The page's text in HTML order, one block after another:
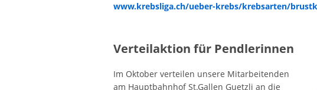
www.krebsliga.ch/ueber-krebs/krebsarten/
Verteilaktion für Pendlerinnen
Im Oktober verteilen unsere Mitarbeitenden
am Hauptbahnhof St.Gallen Guetzli an die